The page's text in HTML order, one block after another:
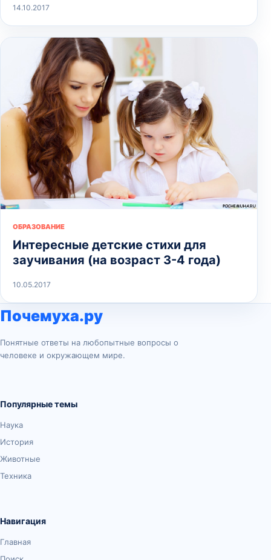
14.10.2017
ОБРАЗОВАНИЕ
Интересные детские стихи для
заучивания (на возраст 3-4 года)
10.05.2017
Почемуха.ру
Понятные ответы на любопытные вопросы о
человеке и окружающем мире.
Популярные темы
Наука
История
Животные
Техника
Навигация
Главная